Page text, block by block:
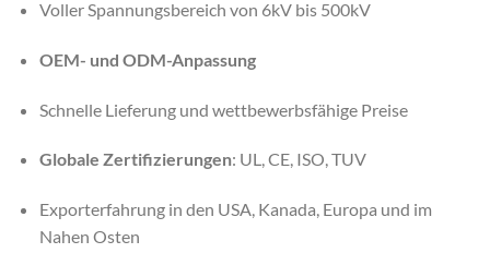
Voller Spannungsbereich von 6kV bis 500kV
OEM- und ODM-Anpassung
Schnelle Lieferung und wettbewerbsfähige Preise
Globale Zertifizierungen: UL, CE, ISO, TUV
Exporterfahrung in den USA, Kanada, Europa und im
Nahen Osten